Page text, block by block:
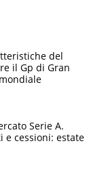
del
il Gp di Gran
Serie A.
e cessioni: estate